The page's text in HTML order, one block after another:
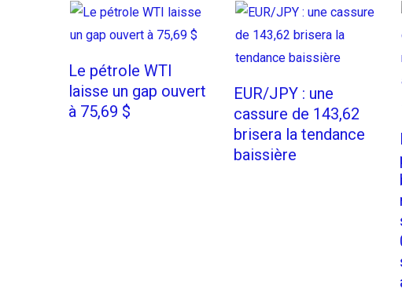
Le pétrole WTI
laisse un gap ouvert
à 75,69 $
EUR/JPY : une
cassure de 143,62
brisera la tendance
baissière